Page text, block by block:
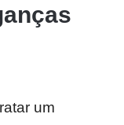
um